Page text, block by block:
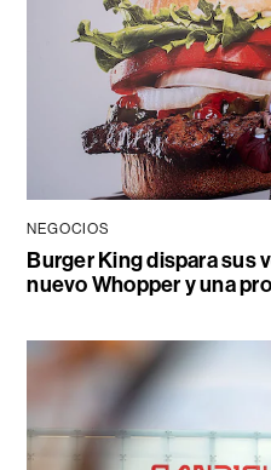
NEGOCIOS
Burger King dispara sus
nuevo Whopper y una